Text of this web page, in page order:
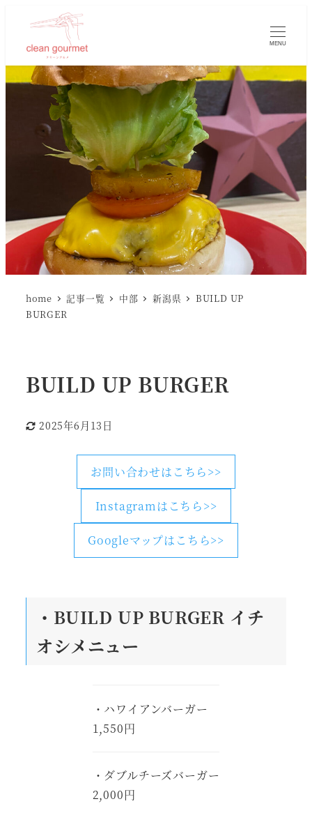
MENU
home 記事一覧 中部 新潟県
BUILD UP
BURGER
BUILD UP BURGER
更新日
2025年6月13日
お問い合わせはこちら>>
Instagramはこちら>>
Googleマップはこちら>>
・BUILD UP BURGER イチ
オシメニュー
・ハワイアンバーガー
1,550円
・ダブルチーズバーガー
2,000円